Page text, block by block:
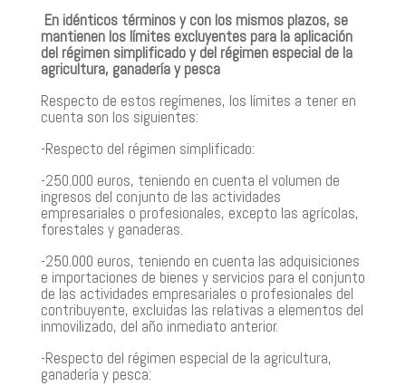
En idénticos términos y con los mismos plazos, se
mantienen los límites excluyentes para la aplicación
del régimen simplificado y del régimen especial de la
agricultura, ganadería y pesca
Respecto de estos regímenes, los límites a tener en
cuenta son los siguientes:
-Respecto del régimen simplificado:
-250.000 euros, teniendo en cuenta el volumen de
ingresos del conjunto de las actividades
empresariales o profesionales, excepto las agrícolas,
forestales y ganaderas.
-250.000 euros, teniendo en cuenta las adquisiciones
e importaciones de bienes y servicios para el conjunto
de las actividades empresariales o profesionales del
contribuyente, excluidas las relativas a elementos del
inmovilizado, del año inmediato anterior.
-Respecto del régimen especial de la agricultura,
ganadería y pesca: